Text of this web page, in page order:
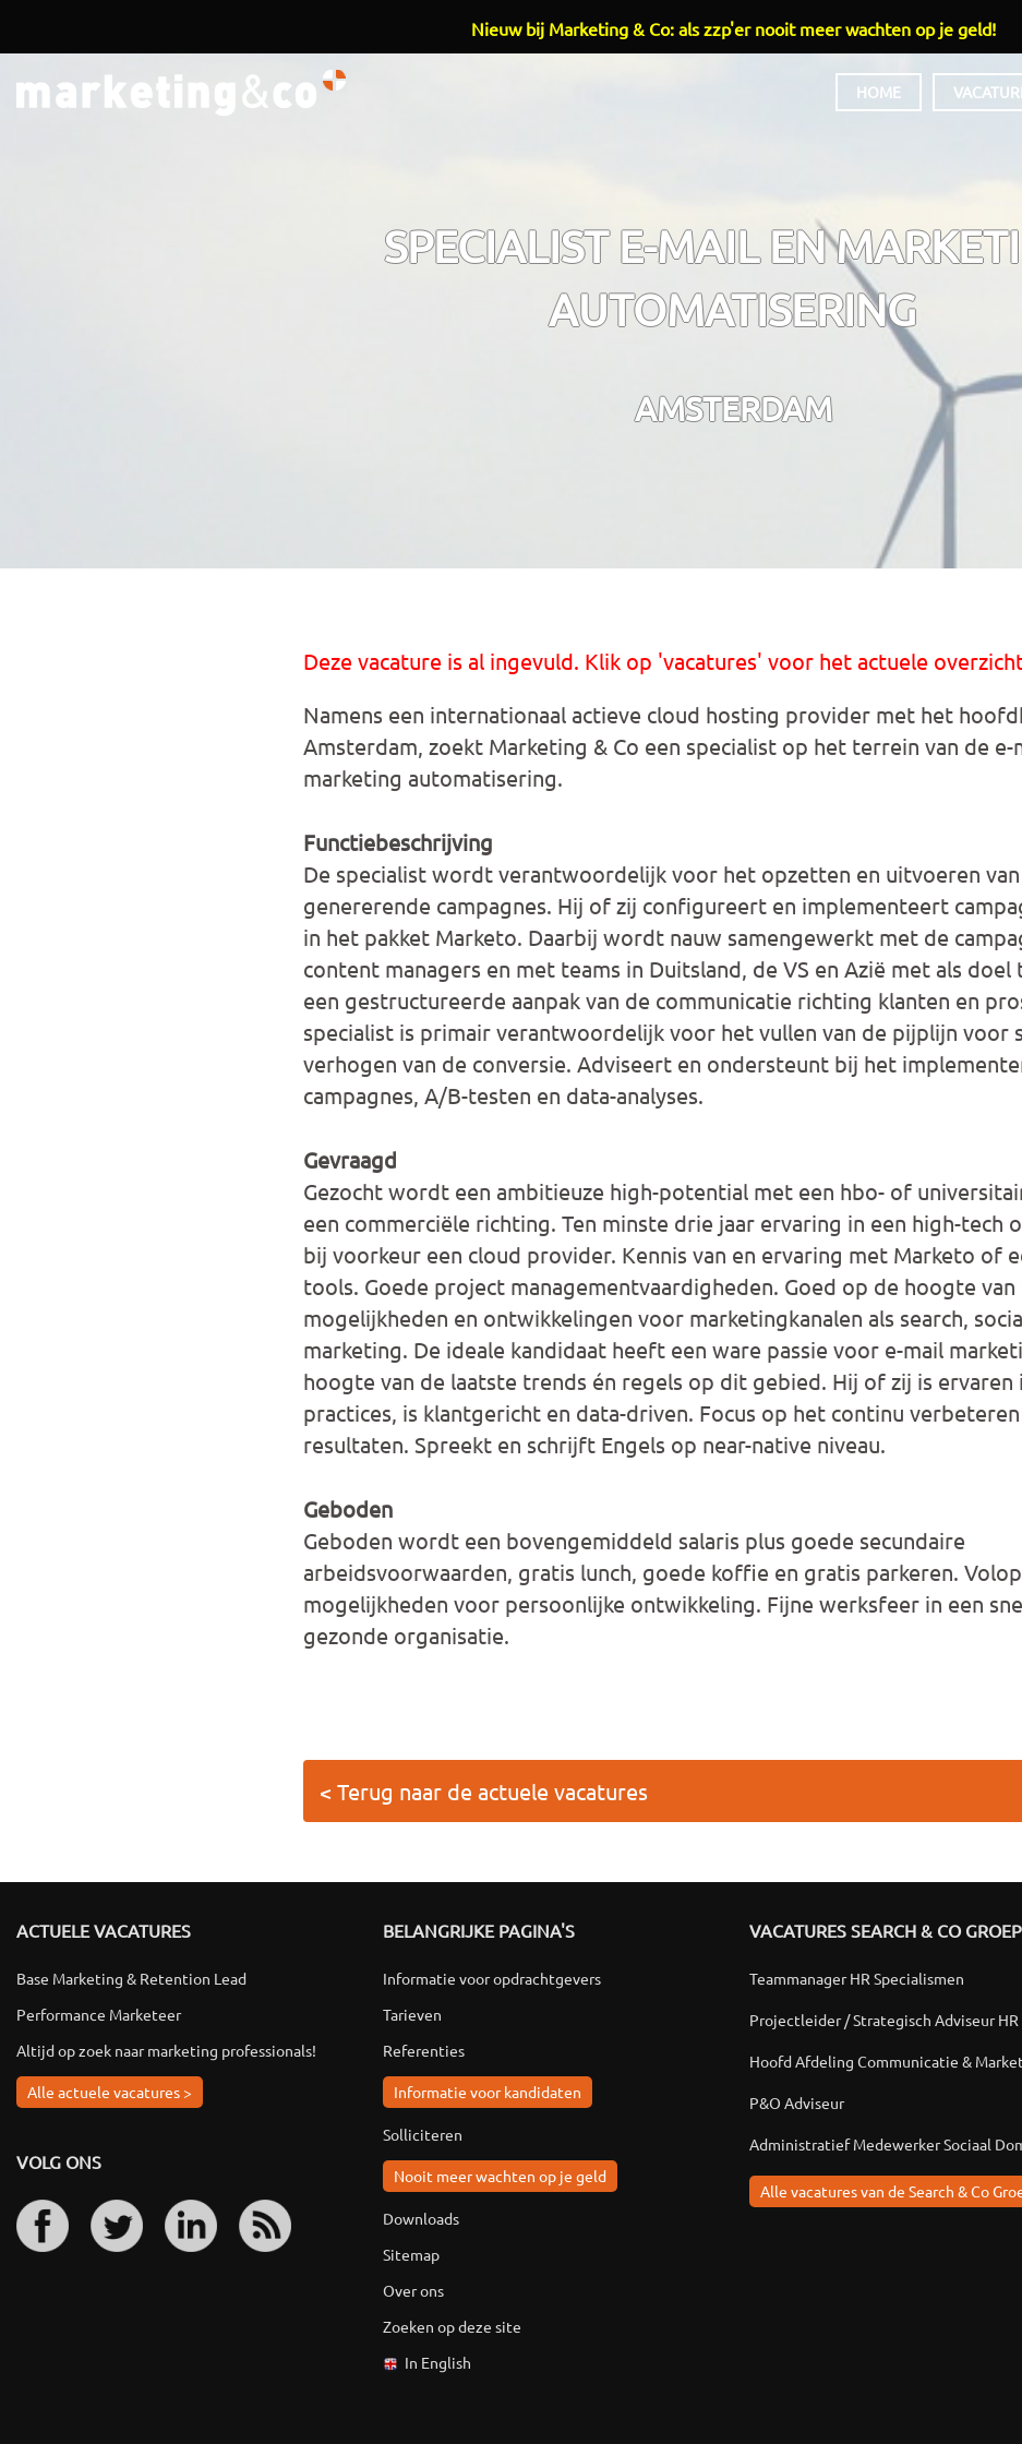
Overslaan en naar de inhoud gaan
HOME
SPECIALIST E-MAIL EN
AUTOMATISERING
AMSTERDAM
Deze vacature is al ingevuld. Klik op 'vacatures' voor het actuele
Namens een internationaal actieve cloud hosting provider met het
Amsterdam, zoekt Marketing & Co een specialist op het terrein van de e-
marketing automatisering.
Functiebeschrijving
De specialist wordt verantwoordelijk voor het opzetten en uitvoeren van
genererende campagnes. Hij of zij configureert en implementeert
in het pakket Marketo. Daarbij wordt nauw samengewerkt met de
content managers en met teams in Duitsland, de VS en Azië met als
een gestructureerde aanpak van de communicatie richting klanten en
specialist is primair verantwoordelijk voor het vullen van de pijplijn voor
verhogen van de conversie. Adviseert en ondersteunt bij het
campagnes, A/B-testen en data-analyses.
Gevraagd
Gezocht wordt een ambitieuze high-potential met een hbo- of
een commerciële richting. Ten minste drie jaar ervaring in een high-tech
bij voorkeur een cloud provider. Kennis van en ervaring met Marketo of
tools. Goede project managementvaardigheden. Goed op de hoogte van
mogelijkheden en ontwikkelingen voor marketingkanalen als search,
marketing. De ideale kandidaat heeft een ware passie voor e-mail
hoogte van de laatste trends én regels op dit gebied. Hij of zij is ervaren
practices, is klantgericht en data-driven. Focus op het continu verbeteren
resultaten. Spreekt en schrijft Engels op near-native niveau.
Geboden
Geboden wordt een bovengemiddeld salaris plus goede secundaire
arbeidsvoorwaarden, gratis lunch, goede koffie en gratis parkeren. Volop
mogelijkheden voor persoonlijke ontwikkeling. Fijne werksfeer in een
gezonde organisatie.
< Terug naar de actuele vacatures
ACTUELE VACATURES
Base Marketing & Retention Lead
Performance Marketeer
Altijd op zoek naar marketing professionals!
Alle actuele vacatures >
VOLG ONS
BELANGRIJKE PAGINA'S
Informatie voor opdrachtgevers
Tarieven
Referenties
Informatie voor kandidaten
Solliciteren
Nooit meer wachten op je geld
Downloads
Sitemap
Over ons
Zoeken op deze site
In English
VACATURES SEARCH & CO GROEP
Teammanager HR Specialismen
Projectleider / Strategisch Adviseur HR
Hoofd Afdeling Communicatie &
P&O Adviseur
Administratief Medewerker Sociaal
Alle vacatures van de Search & Co
Nieuw bij Marketing & Co: als zzp'er nooit meer wachten op je geld!